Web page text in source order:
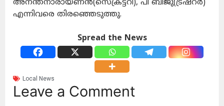
അനന്തനാരായണൻ(സെക്രട്ടറി), പി ബിജു(ട്രഷറര്‍)
എന്നിവരെ തിരഞ്ഞെടുത്തു.
Spread the News
Local News
Leave a Comment